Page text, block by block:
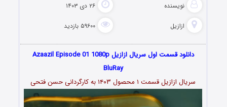
نویسنده ۲۶ دی ۱۴۰۳
ازازیل ۵۹۶۰۰ بازدید
دانلود قسمت اول سریال ازازیل Azaazil Episode 01 1080p
BluRay
سریال ازازیل قسمت ۱ محصول ۱۴۰۳ به کارگردانی حسن فتحی